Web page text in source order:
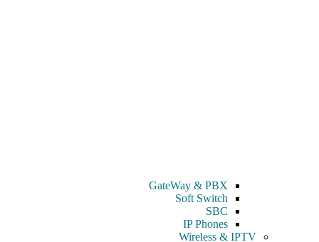
GateWay & PBX
Soft Switch
SBC
IP Phones
Wireless & IPTV